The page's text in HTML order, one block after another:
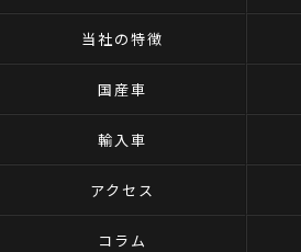
当社の特徴
国産車
輸入車
アクセス
コラム